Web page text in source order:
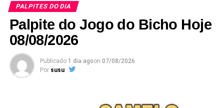
PALPITES DO DIA
Palpite do Jogo do Bicho Hoje
08/08/2026
Publicado 1 dia agoon 07/08/2026
Por susu